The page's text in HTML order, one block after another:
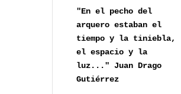
"En el pecho del
arquero estaban el
tiempo y la tiniebla,
el espacio y la
luz..." Juan Drago
Gutiérrez